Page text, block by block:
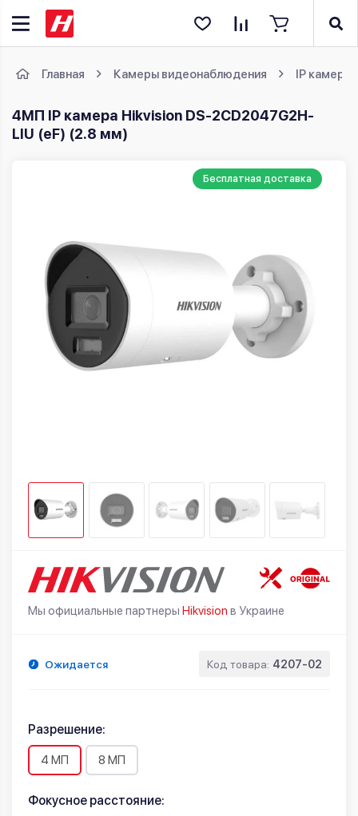
Главная Камеры видеонаблюдения IP камеры
4МП IP камера Hikvision DS-2CD2047G2H-
LIU (eF) (2.8 мм)
Бесплатная доставка
Мы официальные партнеры Hikvision в Украине
Ожидается Код товара: 4207-02
Разрешение:
4 МП 8 МП
Фокусное расстояние: